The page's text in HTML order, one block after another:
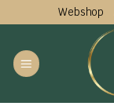
naar
inhoud
Webshop